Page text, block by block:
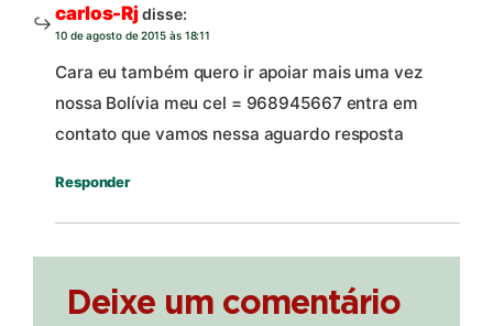
carlos-Rjdisse:
10 de agosto de 2015 às 18:11
Cara eu também quero ir apoiar mais uma vez
nossa Bolívia meu cel = 968945667 entra em
contato que vamos nessa aguardo resposta
Responder
Deixe um comentário